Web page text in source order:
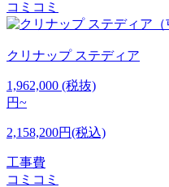
コミコミ
クリナップ ステディア
1,962,000 (税抜)
円~
2,158,200円(税込)
工事費
コミコミ